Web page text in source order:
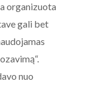
organizuota
gali bet
nuo